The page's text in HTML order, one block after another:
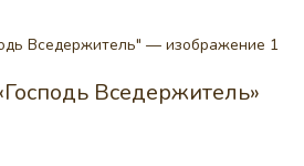
Вседержитель»